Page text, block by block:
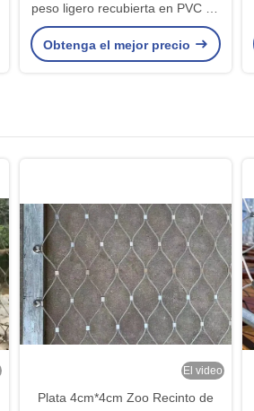
peso ligero recubierta en PVC de
30*30 mm con diámetro de
alambre de 1,5 mm para jaulas
Obtenga el mejor precio
El video
Plata 4cm*4cm Zoo Recinto de